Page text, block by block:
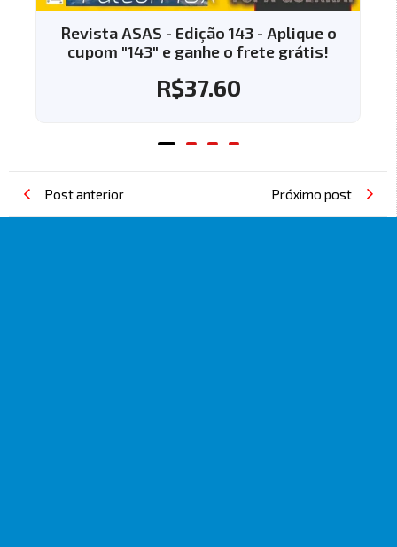
Revista ASAS - Edição 143 - Aplique o
cupom "143" e ganhe o frete grátis!
R$37.60
Post anterior Próximo post